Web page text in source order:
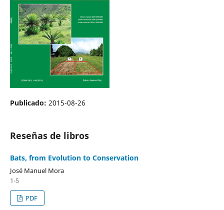
Publicado: 2015-08-26
Reseñas de libros
Bats, from Evolution to Conservation
José Manuel Mora
1-5
PDF